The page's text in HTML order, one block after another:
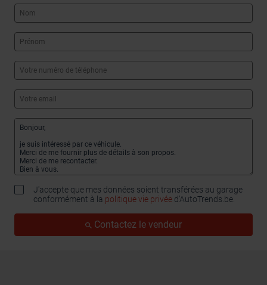
J'accepte que mes données soient transférées au garage
conformément à la politique vie privée d’AutoTrends.be.
Contactez le vendeur